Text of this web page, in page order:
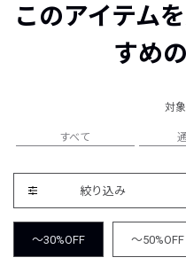
このアイテム
すめ
対
すべて
絞り込み
～30%OFF ～50%OFF